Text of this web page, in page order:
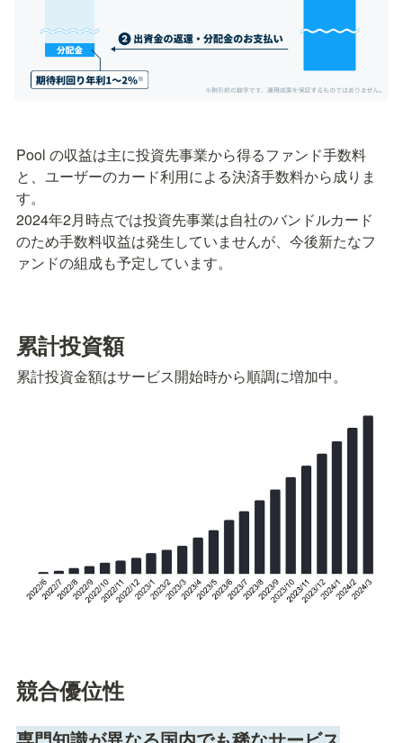
Pool の収益は主に投資先事業から得るファンド手数料
と、ユーザーのカード利用による決済手数料から成りま
す。
2024年2月時点では投資先事業は自社のバンドルカード
のため手数料収益は発生していませんが、今後新たなフ
ァンドの組成も予定しています。
累計投資額
累計投資金額はサービス開始時から順調に増加中。
競合優位性